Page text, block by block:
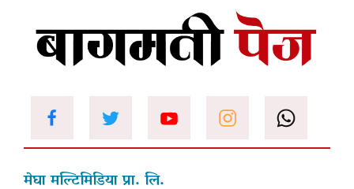
मेघा मल्टिमिडिया प्रा. लि.